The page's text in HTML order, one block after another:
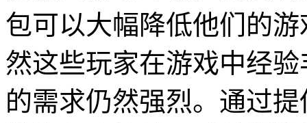
包可以大幅降低他们的
然这些玩家在游戏中经
的需求仍然强烈。通过